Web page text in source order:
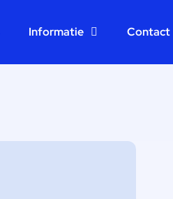
Informatie Contact